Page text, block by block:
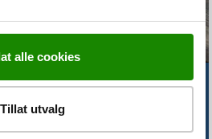
alle cookies
Tillat utvalg
DET DU LETER